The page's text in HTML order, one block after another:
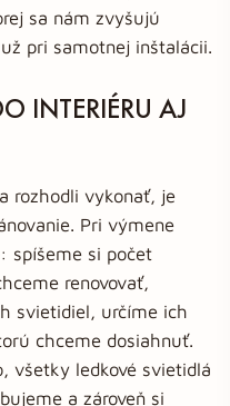
sa nám zvyšujú
pri samotnej inštalácii.
INTERIÉRU AJ
rozhodli vykonať, je
Pri výmene
spíšeme si počet
renovovať,
svietidiel, určíme ich
chceme dosiahnuť.
všetky ledkové svietidlá
a zároveň si